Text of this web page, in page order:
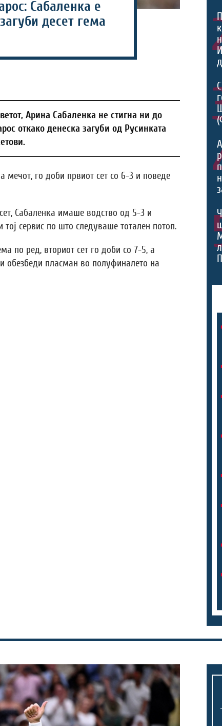
Сабаленка е
десет гема
Арина Сабаленка не стигна ни до
откако денеска загуби од Русинката
мечот, го доби првиот сет со 6-3 и поведе
Сабаленка имаше водство од 5-3 и
сервис по што следуваше тотален потоп.
по ред, вториот сет го доби со 7-5, а
обезбеди пласман во полуфиналето на